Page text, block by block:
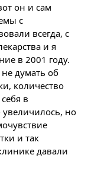
он и сам
с
всегда, с
и я
в 2001 году.
думать об
количество
в
увеличилось, но
и так
давали